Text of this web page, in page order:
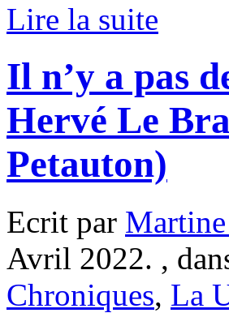
Lire la suite
Il n’y a pas
Hervé Le
Petauton)
Ecrit par
Avril 2022. ,
Chroniques, La